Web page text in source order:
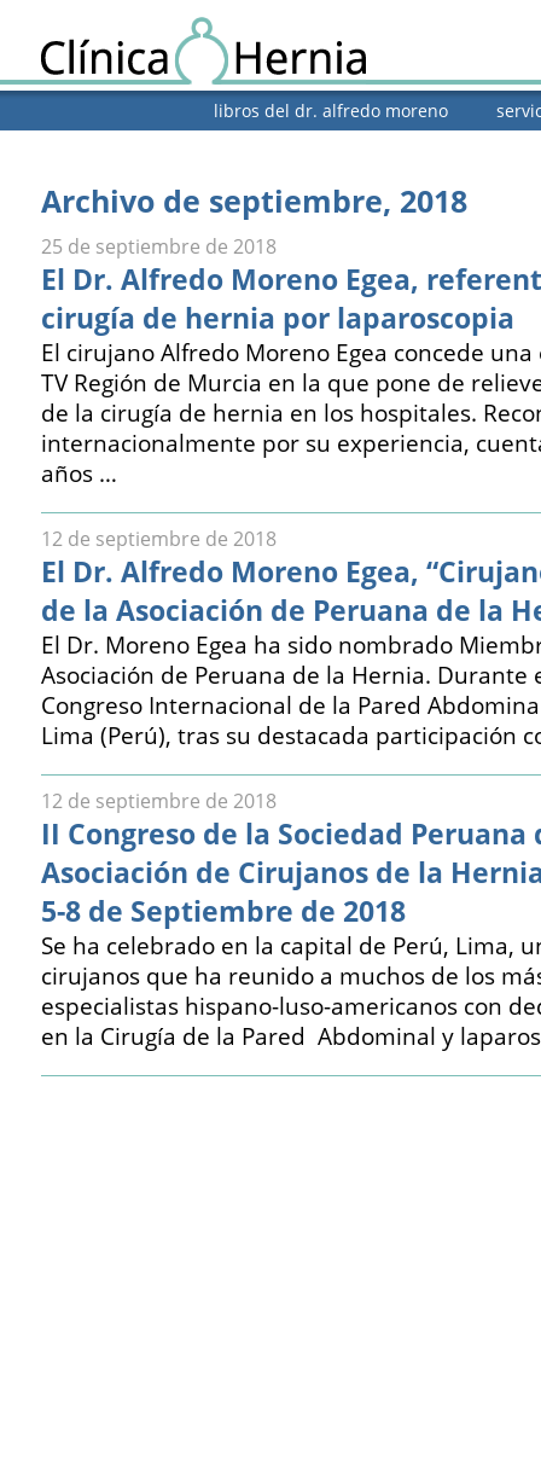
libros del dr. alfredo moreno
Archivo de septiembre, 2018
25 de septiembre de 2018
El Dr. Alfredo Moreno Egea,
cirugía de hernia por laparoscopia
El cirujano Alfredo Moreno Egea concede
TV Región de Murcia en la que pone de
de la cirugía de hernia en los hospitales.
internacionalmente por su experiencia,
años …
12 de septiembre de 2018
El Dr. Alfredo Moreno Egea,
de la Asociación de Peruana de la
El Dr. Moreno Egea ha sido nombrado
Asociación de Peruana de la Hernia. Durante
Congreso Internacional de la Pared
Lima (Perú), tras su destacada participación
12 de septiembre de 2018
II Congreso de la Sociedad Peruana
Asociación de Cirujanos de la
5-8 de Septiembre de 2018
Se ha celebrado en la capital de Perú, Lima,
cirujanos que ha reunido a muchos de los
especialistas hispano-luso-americanos con
en la Cirugía de la Pared Abdominal y